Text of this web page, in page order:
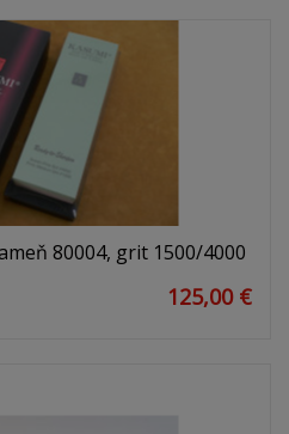
80004, grit 1500/4000
125,00 €